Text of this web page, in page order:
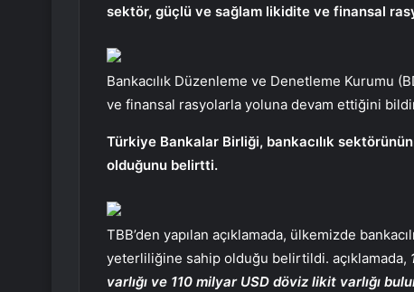
sektör, güçlü ve sağlam likidite ve finansal
Bankacılık Düzenleme ve Denetleme Kurumu
ve finansal rasyolarla yoluna devam ettiğini
Türkiye Bankalar Birliği, bankacılık
olduğunu belirtti.
TBB’den yapılan açıklamada, ülkemizde
yeterliliğine sahip olduğu belirtildi. açıklamada,
varlığı ve 110 milyar USD döviz likit varlığı